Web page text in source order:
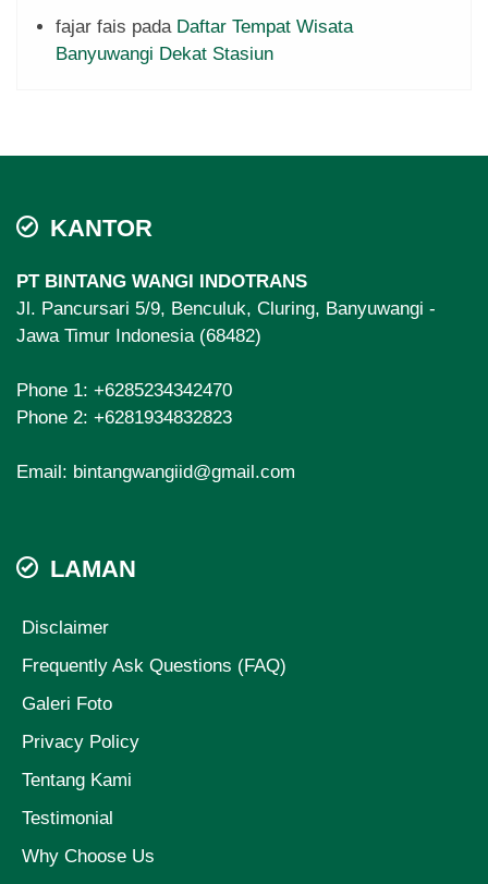
fajar fais pada Daftar Tempat Wisata
Banyuwangi Dekat Stasiun
KANTOR
PT BINTANG WANGI INDOTRANS
Jl. Pancursari 5/9, Benculuk, Cluring, Banyuwangi -
Jawa Timur Indonesia (68482)
Phone 1: +6285234342470
Phone 2: +6281934832823
Email: bintangwangiid@gmail.com
LAMAN
Disclaimer
Frequently Ask Questions (FAQ)
Galeri Foto
Privacy Policy
Tentang Kami
Testimonial
Why Choose Us